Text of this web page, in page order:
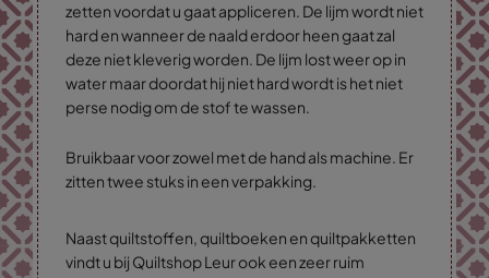
zetten voordat u gaat appliceren. De lijm wordt niet
hard en wanneer de naald erdoor heen gaat zal
deze niet kleverig worden. De lijm lost weer op in
water maar doordat hij niet hard wordt is het niet
perse nodig om de stof te wassen.
Bruikbaar voor zowel met de hand als machine. Er
zitten twee stuks in een verpakking.
Naast quiltstoffen, quiltboeken en quiltpakketten
vindt u bij Quiltshop Leur ook een zeer ruim